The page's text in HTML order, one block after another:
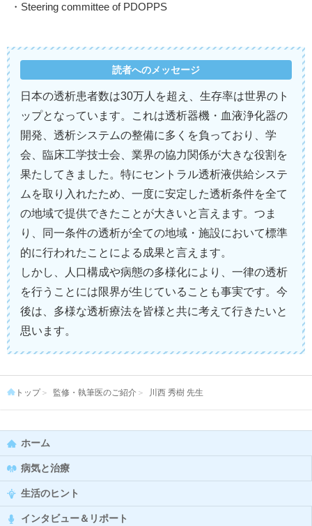
Steering committee of PDOPPS
読者へのメッセージ
日本の透析患者数は30万人を超え、生存率は世界のト
ップとなっています。これは透析器機・血液浄化器の
開発、透析システムの整備に多くを負っており、学
会、臨床工学技士会、業界の協力関係が大きな役割を
果たしてきました。特にセントラル透析液供給システ
ムを取り入れたため、一度に安定した透析条件を全て
の地域で提供できたことが大きいと言えます。つま
り、同一条件の透析が全ての地域・施設において標準
的に行われたことによる成果と言えます。
しかし、人口構成や病態の多様化により、一律の透析
を行うことには限界が生じていることも事実です。今
後は、多様な透析療法を皆様と共に考えて行きたいと
思います。
トップ 監修・執筆医のご紹介 川西 秀樹 先生
ホーム
病気と治療
生活のヒント
インタビュー＆リポート